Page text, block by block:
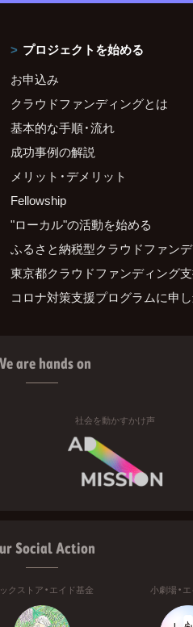
プロジェクトを始める
お申込み
クラウドファンディングとは
基本的な手順・流れ
成功事例の解説
メリット・デメリット
Fellowship
"ローカル"の活動を始める
ふるさと納税型クラウドファン
東京都クラウドファンディング
コロナ対策支援プログラムに申
are hands on
社会を動かすかけ声
Social Action
クストア・エイド基金 小劇場・